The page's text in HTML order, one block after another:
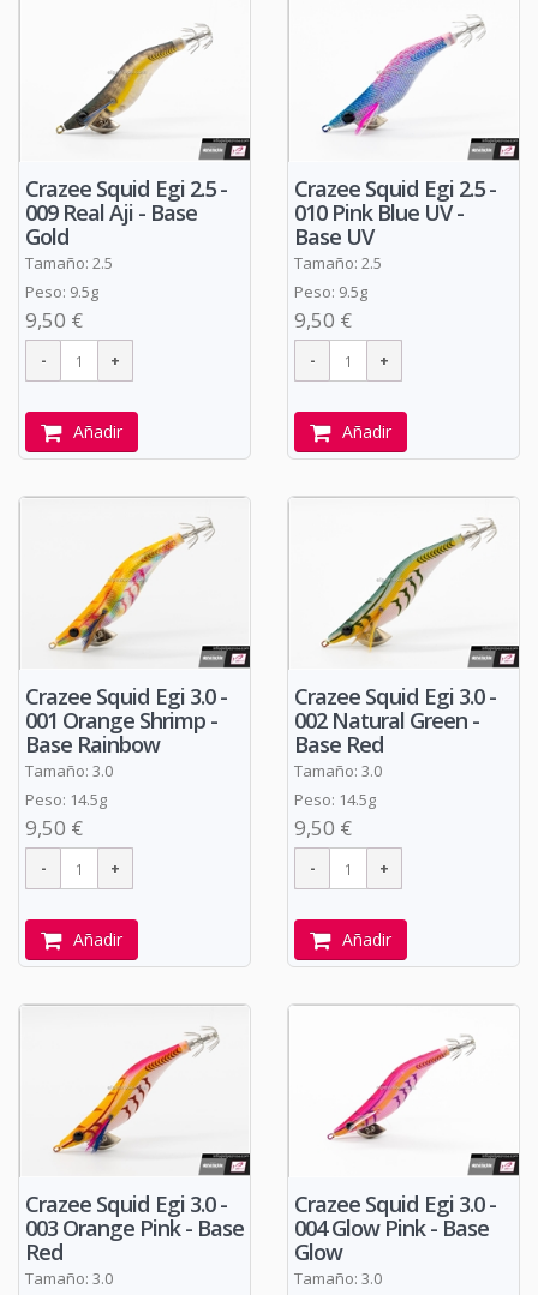
Crazee Squid Egi 2.5 -
009 Real Aji - Base
Gold
Tamaño: 2.5
Peso: 9.5g
9,50 €
Añadir
Crazee Squid Egi 2.5 -
010 Pink Blue UV -
Base UV
Tamaño: 2.5
Peso: 9.5g
9,50 €
Añadir
Crazee Squid Egi 3.0 -
001 Orange Shrimp -
Base Rainbow
Tamaño: 3.0
Peso: 14.5g
9,50 €
Añadir
Crazee Squid Egi 3.0 -
002 Natural Green -
Base Red
Tamaño: 3.0
Peso: 14.5g
9,50 €
Añadir
Crazee Squid Egi 3.0 -
003 Orange Pink - Base
Red
Tamaño: 3.0
Crazee Squid Egi 3.0 -
004 Glow Pink - Base
Glow
Tamaño: 3.0